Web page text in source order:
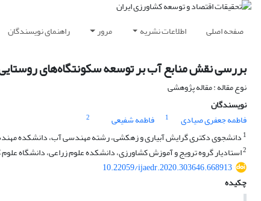
صفحه اصلی اطلاعات نشریه مرور راهنمای نویسندگان
بررسی نقش منابع آب بر توسعه سکونتگاه‌های
نوع مقاله : مقاله پژوهشی
نویسندگان
فاطمه جعفری صیادی
1 فاطمه شفیعی
2
1 دانشجوی دکتری گرایش آبیاری و زهکشی، رشته مهندسی آب، دانشکده
2استادیار گروه ترویج و آموزش کشاورزی، دانشکده علوم زراعی، دانشگاه
10.22059/ijaedr.2020.303646.668913
چکیده